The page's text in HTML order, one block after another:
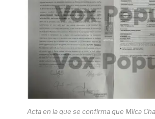
Acta en la que se confirma que Milca